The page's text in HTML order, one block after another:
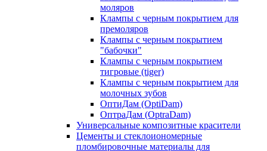
моляров
Клампы с черным покрытием для
премоляров
Клампы с черным покрытием
"бабочки"
Клампы с черным покрытием
тигровые (tiger)
Клампы с черным покрытием для
молочных зубов
ОптиДам (OptiDam)
ОптраДам (OptraDam)
Универсальные композитные красители
Цементы и стеклоиономерные
пломбировочные материалы для